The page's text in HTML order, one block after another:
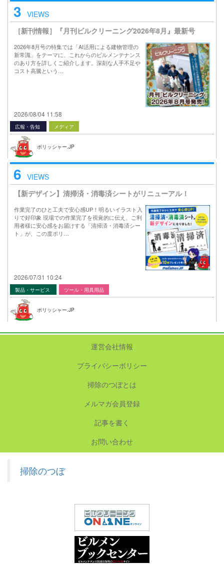
3 VIEWS
［新刊情報］『月刊ビルクリーニング2026年8月』最新号
2026年8月号の特集では「AI活用による建物管理の
新常識」をテーマに、これからのビルメンテナンス
のあり方を詳しくご紹介します。深刻な人手不足や
コスト高騰という…
2026/08/04 11:58
広報・告知 メディア
ポリッシャー.JP
6 VIEWS
【新デザイン】清掃済・消毒済シートがリニューアル！
作業完了のひと工夫で安心感UP！明るいイラスト入
りで好印象 現場での作業完了を視覚的に伝え、ご利
用者様に安心感をお届けする「清掃済・消毒済シー
ト」が、この度ポリ…
2026/07/31 10:24
製品・サービス ツール・用具用品
ポリッシャー.JP
運営会社情報
プライバシーポリシー
掃除のつぼとは
メルマガ会員登録
記事を書く
お問い合わせ
掃除のつぼ